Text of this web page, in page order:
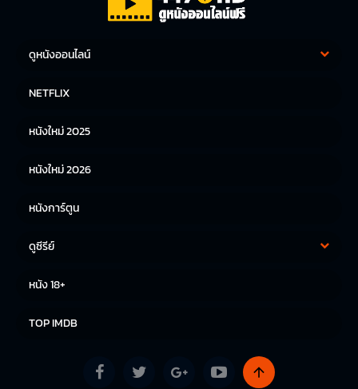
ดูหนังออนไลน์
หนังญี่ปุ่น
NETFLIX
หนังใหม่ 2025
หนังใหม่ 2026
หนังการ์ตูน
ดูซีรีย์
หนัง 18+
TOP IMDB